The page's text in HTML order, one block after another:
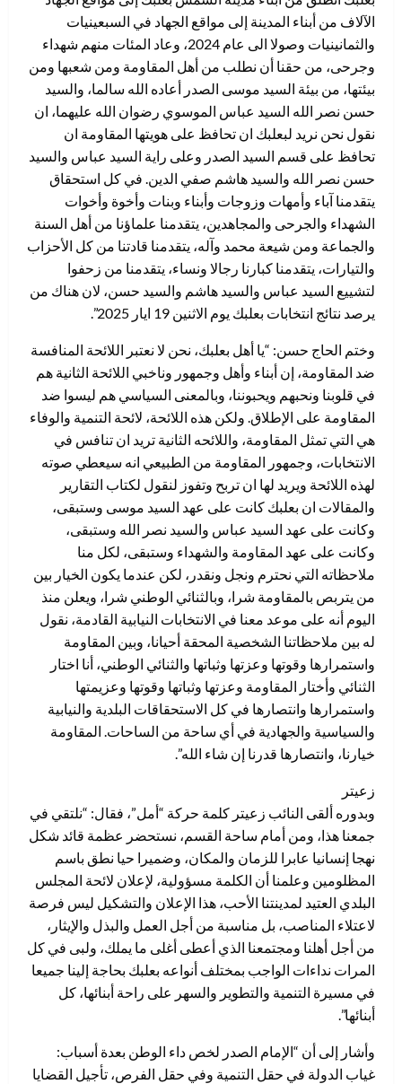
الآلاف من أبناء المدينة إلى مواقع الجهاد في السبعينيات
والثمانينيات وصولا الى عام 2024، وعاد المئات منهم شهداء
وجرحى، من حقنا أن نطلب من أهل المقاومة ومن شعبها ومن
بيئتها، من بيئة السيد موسى الصدر أعاده الله سالما، والسيد
حسن نصر الله السيد عباس الموسوي رضوان الله عليهما، ان
نقول نحن نريد لبعلبك ان تحافظ على هويتها المقاومة ان
تحافظ على قسم السيد الصدر وعلى راية السيد عباس والسيد
حسن نصر الله والسيد هاشم صفي الدين. في كل استحقاق
يتقدمنا آباء وأمهات وزوجات وأبناء وبنات وأخوة وأخوات
الشهداء والجرحى والمجاهدين، يتقدمنا علماؤنا من أهل السنة
والجماعة ومن شيعة محمد وآله، يتقدمنا قادتنا من كل الأحزاب
والتيارات، يتقدمنا كبارنا رجالا ونساء، يتقدمنا من زحفوا
لتشييع السيد عباس والسيد هاشم والسيد حسن، لان هناك من
يرصد نتائج انتخابات بعلبك يوم الاثنين 19 ايار 2025”.
وختم الحاج حسن: “يا أهل بعلبك، نحن لا نعتبر اللائحة المنافسة
ضد المقاومة، إن أبناء وأهل وجمهور وناخبي اللائحة الثانية هم
في قلوبنا ونحبهم ويحبوننا، وبالمعنى السياسي هم ليسوا ضد
المقاومة على الإطلاق. ولكن هذه اللائحة، لائحة التنمية والوفاء
هي التي تمثل المقاومة، واللائحه الثانية تريد ان تنافس في
الانتخابات، وجمهور المقاومة من الطبيعي انه سيعطي صوته
لهذه اللائحة ويريد لها ان تربح وتفوز لنقول لكتاب التقارير
والمقالات ان بعلبك كانت على عهد السيد موسى وستبقى،
وكانت على عهد السيد عباس والسيد نصر الله وستبقى،
وكانت على عهد المقاومة والشهداء وستبقى، لكل منا
ملاحظاته التي نحترم ونجل ونقدر، لكن عندما يكون الخيار بين
من يتربص بالمقاومة شرا، وبالثنائي الوطني شرا، ويعلن منذ
اليوم أنه على موعد معنا في الانتخابات النيابية القادمة، نقول
له بين ملاحظاتنا الشخصية المحقة أحيانا، وبين المقاومة
واستمرارها وقوتها وعزتها وثباتها والثنائي الوطني، أنا اختار
الثنائي وأختار المقاومة وعزتها وثباتها وقوتها وعزيمتها
واستمرارها وانتصارها في كل الاستحقاقات البلدية والنيابية
والسياسية والجهادية في أي ساحة من الساحات. المقاومة
خيارنا، وانتصارها قدرنا إن شاء الله”.
زعيتر
وبدوره ألقى النائب زعيتر كلمة حركة “أمل”، فقال: “نلتقي في
جمعنا هذا، ومن أمام ساحة القسم، نستحضر عظمة قائد شكل
نهجا إنسانيا عابرا للزمان والمكان، وضميرا حيا نطق باسم
المظلومين وعلمنا أن الكلمة مسؤولية، لإعلان لائحة المجلس
البلدي العتيد لمدينتنا الأحب، هذا الإعلان والتشكيل ليس فرصة
لاعتلاء المناصب، بل مناسبة من أجل العمل والبذل والإيثار،
من أجل أهلنا ومجتمعنا الذي أعطى أغلى ما يملك، ولبى في كل
المرات نداءات الواجب بمختلف أنواعه بعلبك بحاجة إلينا جميعا
في مسيرة التنمية والتطوير والسهر على راحة أبنائها، كل
أبنائها”.
وأشار إلى أن “الإمام الصدر لخص داء الوطن بعدة أسباب:
غياب الدولة في حقل التنمية وفي حقل الفرص، تأجيل القضايا